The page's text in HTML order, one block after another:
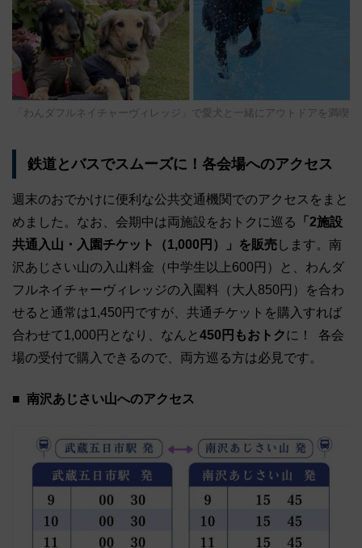
「わんダフルネイチャーヴィレッジ」で愛犬と一緒にアウトドアを満喫
鉄道とバスでスムーズに！各会場へのアクセス
週末のおでかけに便利な公共交通機関でのアクセスをまと
めました。なお、会期中は両施設をおトクに巡る
「2施設
共通入山・入園チケット（1,000円）」を販売します。南
沢あじさい山の入山料金（中学生以上600円）と、わんダ
フルネイチャーヴィレッジの入園料（大人850円）を合わ
せると通常は1,450円ですが、共通チケットを購入すれば
合わせて1,000円となり、なんと 450円もおトクに！ 各会
場の受付で購入できるので、両方巡る方は必見です。
南沢あじさい山へのアクセス